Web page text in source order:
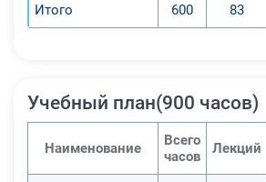
Итого 600 83
Учебный план(900 часов)
Наименование
Всего
часов
Лекций